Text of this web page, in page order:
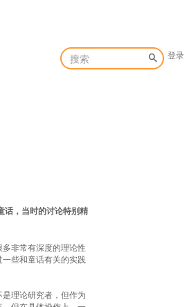
登录
话，当时的讨论特别精
非常有深度的理论性
些和童话有关的实践
理论研究者，但作为